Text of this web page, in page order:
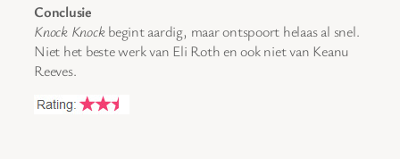
Conclusie
Knock Knockbegint aardig, maar ontspoort helaas al snel.
Niet het beste werk van Eli Roth en ook niet van Keanu
Reeves.